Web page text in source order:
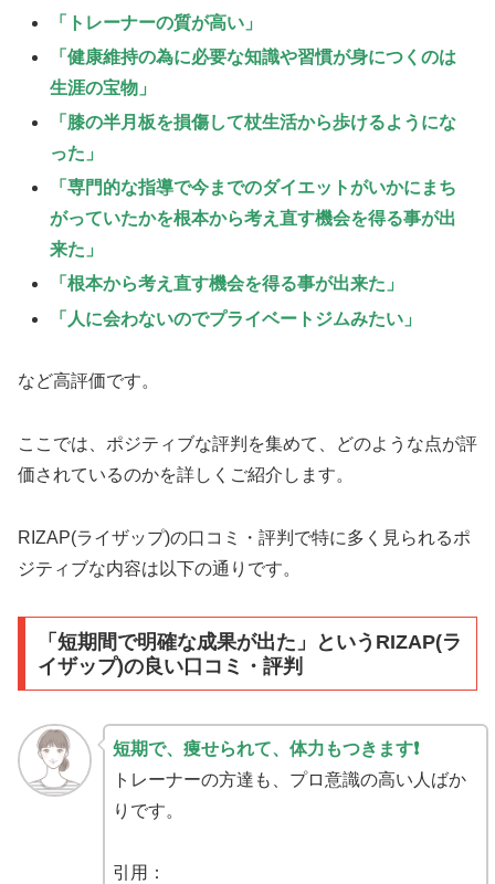
「トレーナーの質が高い」
「健康維持の為に必要な知識や習慣が身につくのは
生涯の宝物」
「膝の半月板を損傷して杖生活から歩けるようにな
った」
「専門的な指導で今までのダイエットがいかにまち
がっていたかを根本から考え直す機会を得る事が出
来た」
「根本から考え直す機会を得る事が出来た」
「人に会わないのでプライベートジムみたい」
など高評価です。
ここでは、ポジティブな評判を集めて、どのような点が評
価されているのかを詳しくご紹介します。
RIZAP(ライザップ)の口コミ・評判で特に多く見られるポ
ジティブな内容は以下の通りです。
「短期間で明確な成果が出た」というRIZAP(ラ
イザップ)の良い口コミ・評判
短期で、痩せられて、体力もつきます❗
トレーナーの方達も、プロ意識の高い人ばか
りです。
引用：